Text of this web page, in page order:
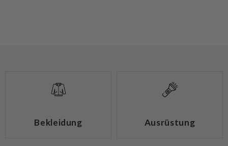
Bekleidung Ausrüstung